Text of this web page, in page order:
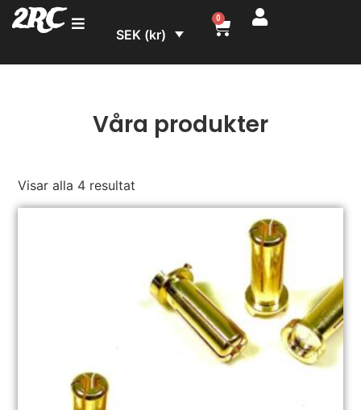
2RC SEK (kr)
0
Våra produkter
Visar alla 4 resultat